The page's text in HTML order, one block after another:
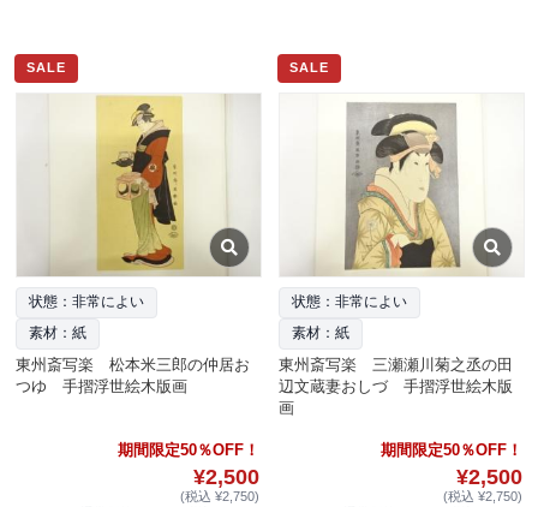
SALE
状態：非常によい
素材：紙
東州斎写楽 松本米三郎の仲居お
つゆ 手摺浮世絵木版画
期間限定50％OFF！
¥2,500
(税込 ¥2,750)
SALE
状態：非常によい
素材：紙
東州斎写楽 三瀬瀬川菊之丞の田
辺文蔵妻おしづ 手摺浮世絵木版
画
期間限定50％OFF！
¥2,500
(税込 ¥2,750)